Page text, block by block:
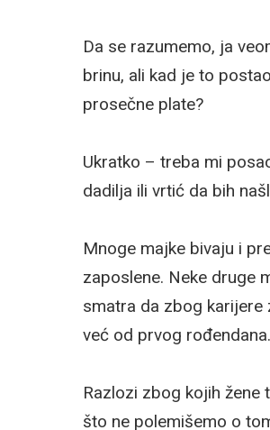
Da se razumemo, ja
brinu, ali kad je to
prosečne plate?
Ukratko – treba mi
dadilja ili vrtić da bih
Mnoge majke bivaju i
zaposlene. Neke druge
smatra da zbog karijere
već od prvog rođendana.
Razlozi zbog kojih žene
što ne polemišemo o